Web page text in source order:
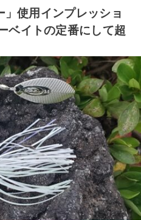
使用インプレッショ
ベイトの定番にして超